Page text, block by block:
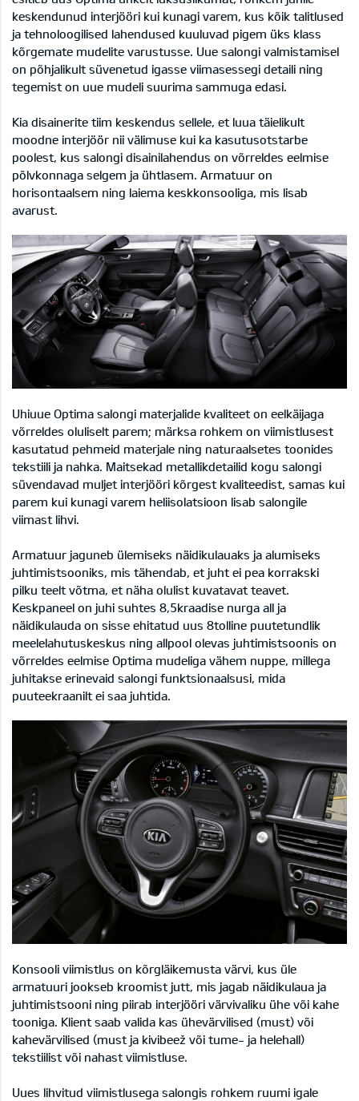
keskendunud interjööri kui kunagi varem, kus kõik talitlused
ja tehnoloogilised lahendused kuuluvad pigem üks klass
kõrgemate mudelite varustusse. Uue salongi valmistamisel
on põhjalikult süvenetud igasse viimasessegi detaili ning
tegemist on uue mudeli suurima sammuga edasi.
Kia disainerite tiim keskendus sellele, et luua täielikult
moodne interjöör nii välimuse kui ka kasutusotstarbe
poolest, kus salongi disainilahendus on võrreldes eelmise
põlvkonnaga selgem ja ühtlasem. Armatuur on
horisontaalsem ning laiema keskkonsooliga, mis lisab
avarust.
Uhiuue Optima salongi materjalide kvaliteet on eelkäijaga
võrreldes oluliselt parem; märksa rohkem on viimistlusest
kasutatud pehmeid materjale ning naturaalsetes toonides
tekstiili ja nahka. Maitsekad metallikdetailid kogu salongi
süvendavad muljet interjööri kõrgest kvaliteedist, samas kui
parem kui kunagi varem heliisolatsioon lisab salongile
viimast lihvi.
Armatuur jaguneb ülemiseks näidikulauaks ja alumiseks
juhtimistsooniks, mis tähendab, et juht ei pea korrakski
pilku teelt võtma, et näha olulist kuvatavat teavet.
Keskpaneel on juhi suhtes 8,5kraadise nurga all ja
näidikulauda on sisse ehitatud uus 8tolline puutetundlik
meelelahutuskeskus ning allpool olevas juhtimistsoonis on
võrreldes eelmise Optima mudeliga vähem nuppe, millega
juhitakse erinevaid salongi funktsionaalsusi, mida
puuteekraanilt ei saa juhtida.
Konsooli viimistlus on kõrgläikemusta värvi, kus üle
armatuuri jookseb kroomist jutt, mis jagab näidikulaua ja
juhtimistsooni ning piirab interjööri värvivaliku ühe või kahe
tooniga. Klient saab valida kas ühevärvilised (must) või
kahevärvilised (must ja kivibeež või tume- ja helehall)
tekstiilist või nahast viimistluse.
Uues lihvitud viimistlusega salongis rohkem ruumi igale